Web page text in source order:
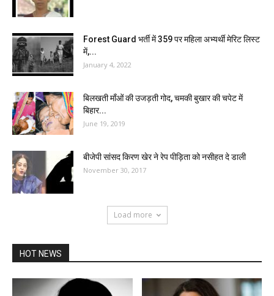
Forest Guard भर्ती में 359 पर महिला अभ्यर्थी मेरिट लिस्ट
में,...
January 4, 2022
बिलखती माँओं की उजड़ती गोद, चमकी बुखार की चपेट में
बिहार...
June 19, 2019
बीजेपी सांसद किरण खेर ने रेप पीड़िता को नसीहत दे डाली
November 30, 2017
Load more
HOT NEWS